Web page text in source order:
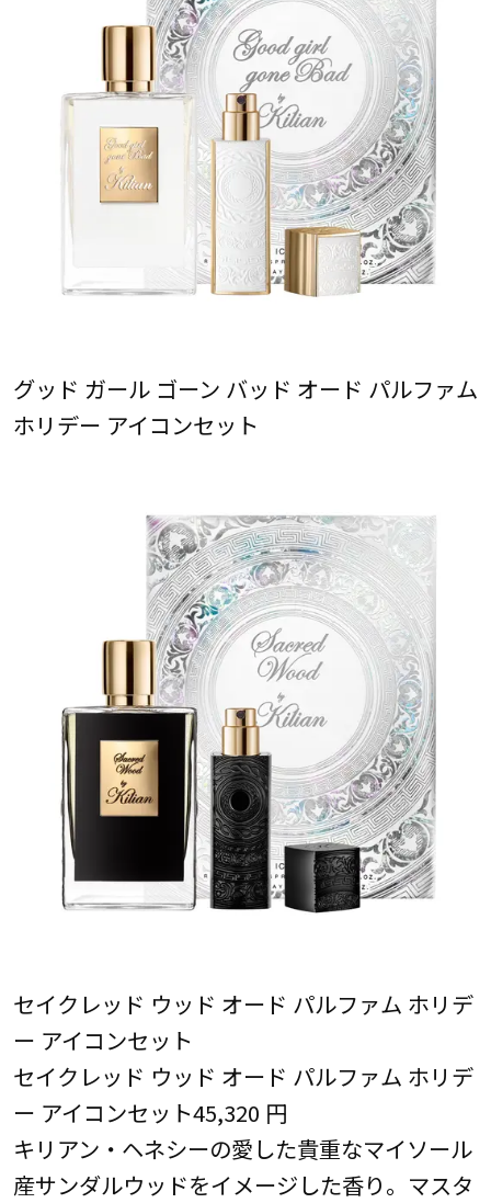
グッド ガール ゴーン バッド オード パルファム
ホリデー アイコンセット
セイクレッド ウッド オード パルファム ホリデ
ー アイコンセット
セイクレッド ウッド オード パルファム ホリデ
ー アイコンセット45,320 円
キリアン・ヘネシーの愛した貴重なマイソール
産サンダルウッドをイメージした香り。マスタ